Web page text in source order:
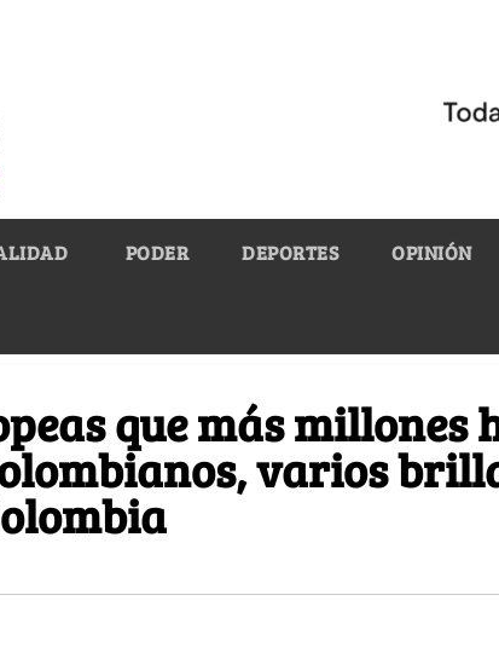
PODER DEPORTES OPINIÓN
que más millones
varios